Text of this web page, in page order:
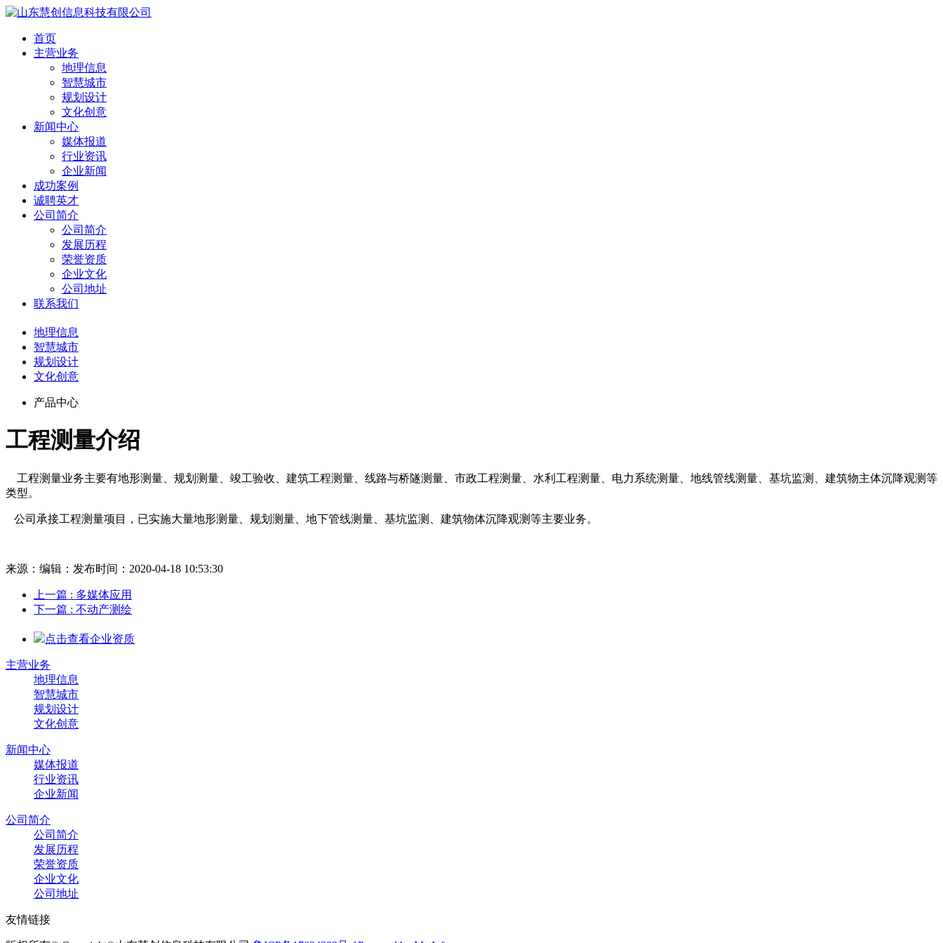
首页
主营业务
地理信息
智慧城市
规划设计
文化创意
新闻中心
媒体报道
行业资讯
企业新闻
成功案例
诚聘英才
公司简介
公司简介
发展历程
荣誉资质
企业文化
公司地址
联系我们
地理信息
智慧城市
规划设计
文化创意
产品中心
工程测量介绍
工程测量业务主要有地形测量、规划测量、竣工验收、建筑工程测量、线路与桥隧测量、市政工程测量、水利工程测量、电力系统测量、地线管线测量、基坑监测、建筑物主体沉降观测等
类型。
公司承接工程测量项目，已实施大量地形测量、规划测量、地下管线测量、基坑监测、建筑物体沉降观测等主要业务。
来源： 编辑： 发布时间：2020-04-18 10:53:30
上一篇 : 多媒体应用
下一篇 : 不动产测绘
点击查看企业资质
主营业务
地理信息
智慧城市
规划设计
文化创意
新闻中心
媒体报道
行业资讯
企业新闻
公司简介
公司简介
发展历程
荣誉资质
企业文化
公司地址
友情链接